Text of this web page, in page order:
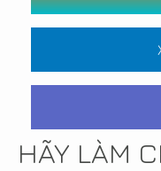
HÃY LÀM